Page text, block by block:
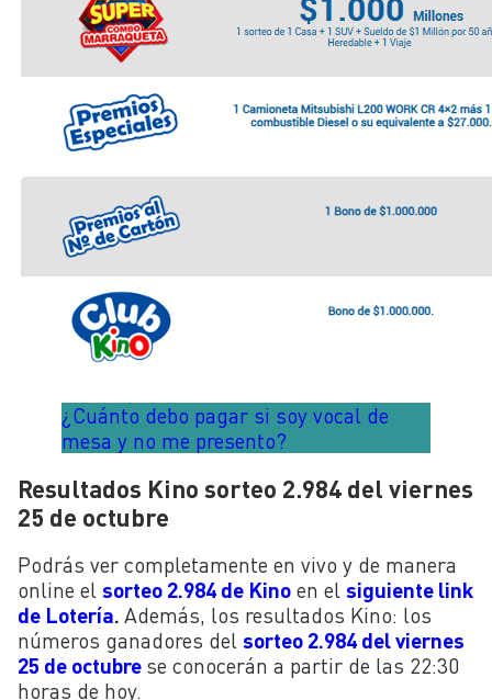
¿Cuánto debo pagar si soy vocal de
mesa y no me presento?
Resultados Kino sorteo 2.984 del viernes
25 de octubre
Podrás ver completamente en vivo y de manera
online el sorteo 2.984 de Kino en el siguiente link
de Lotería. Además, los resultados Kino: los
números ganadores del sorteo 2.984 del viernes
25 de octubre se conocerán a partir de las 22:30
horas de hoy.